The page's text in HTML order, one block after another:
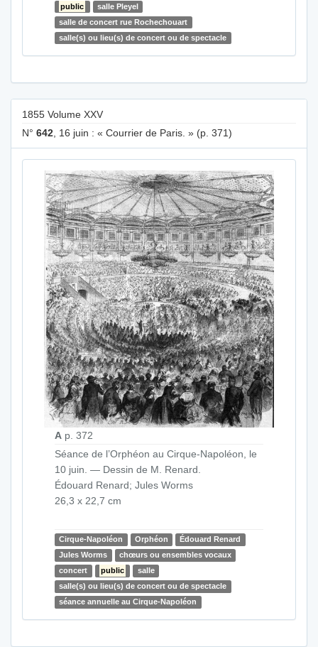
public
salle Pleyel
salle de concert rue Rochechouart
salle(s) ou lieu(s) de concert ou de spectacle
1855 Volume XXV
N° 642 , 16 juin : « Courrier de Paris. » (p. 371)
A p. 372
Séance de l’Orphéon au Cirque-Napoléon, le
10 juin. — Dessin de M. Renard.
Édouard Renard; Jules Worms
26,3 x 22,7 cm
Cirque-Napoléon Orphéon
Édouard Renard
Jules Worms
chœurs ou ensembles vocaux
concert
public
salle
salle(s) ou lieu(s) de concert ou de spectacle
séance annuelle au Cirque-Napoléon